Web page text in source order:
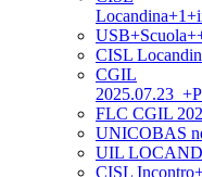
CISL
CGIL
FLC CGIL
UNICOBAS
UIL
CISL